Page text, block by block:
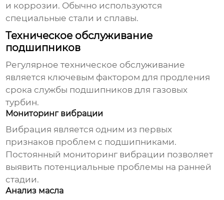
и коррозии. Обычно используются
специальные стали и сплавы.
Техническое обслуживание
подшипников
Регулярное техническое обслуживание
является ключевым фактором для продления
срока службы подшипников для газовых
турбин.
Мониторинг вибрации
Вибрация является одним из первых
признаков проблем с подшипниками.
Постоянный мониторинг вибрации позволяет
выявить потенциальные проблемы на ранней
стадии.
Анализ масла